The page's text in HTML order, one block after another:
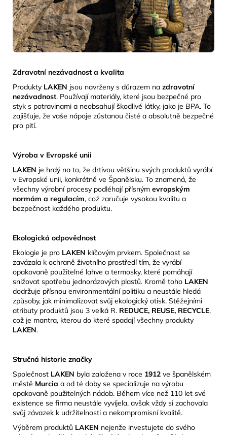
Zdravotní nezávadnost a kvalita
Produkty LAKEN jsou navrženy s důrazem na zdravotní
nezávadnost. Používají materiály, které jsou bezpečné pro
styk s potravinami a neobsahují škodlivé látky, jako je BPA. To
zajišťuje, že vaše nápoje zůstanou čisté a absolutně bezpečné
pro pití.
Výroba v Evropské unii
LAKEN je hrdý na to, že drtivou většinu svých produktů vyrábí
v Evropské unii, konkrétně ve Španělsku. To znamená, že
všechny výrobní procesy podléhají přísným evropským
normám a regulacím, což zaručuje vysokou kvalitu a
bezpečnost každého produktu.
Ekologická odpovědnost
Ekologie je pro LAKEN klíčovým prvkem. Společnost se
zavázala k ochraně životního prostředí tím, že vyrábí
opakovaně použitelné lahve a termosky, které pomáhají
snižovat spotřebu jednorázových plastů. Kromě toho LAKEN
dodržuje přísnou environmentální politiku a neustále hledá
způsoby, jak minimalizovat svůj ekologický otisk. ​Stěžejními
atributy produktů jsou 3 velká R. REDUCE, REUSE, RECYCLE,
což je mantra, kterou do které spadají všechny produkty
LAKEN.
Stručná historie značky
Společnost LAKEN byla založena v roce 1912 ve španělském
městě Murcia a od té doby se specializuje na výrobu
opakovaně použitelných nádob. Během více než 110 let své
existence se firma neustále vyvíjela, avšak vždy si zachovala
svůj závazek k udržitelnosti a nekompromisní kvalitě.
Výběrem produktů LAKEN nejenže investujete do svého